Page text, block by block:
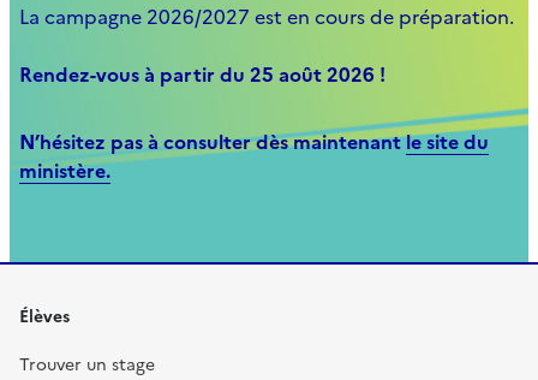
La campagne 2026/2027 est en cours de préparation.
Rendez-vous à partir du 25 août 2026 !
N’hésitez pas à consulter dès maintenantle site du
ministère.
Élèves
Trouver un stage